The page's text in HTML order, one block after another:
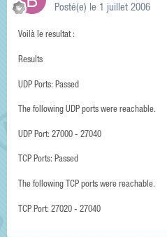
Posté(e) le 1 juillet 2006
Voilà le resultat :
Results
UDP Ports: Passed
The following UDP ports were reachable.
UDP Port: 27000 - 27040
TCP Ports: Passed
The following TCP ports were reachable.
TCP Port: 27020 - 27040